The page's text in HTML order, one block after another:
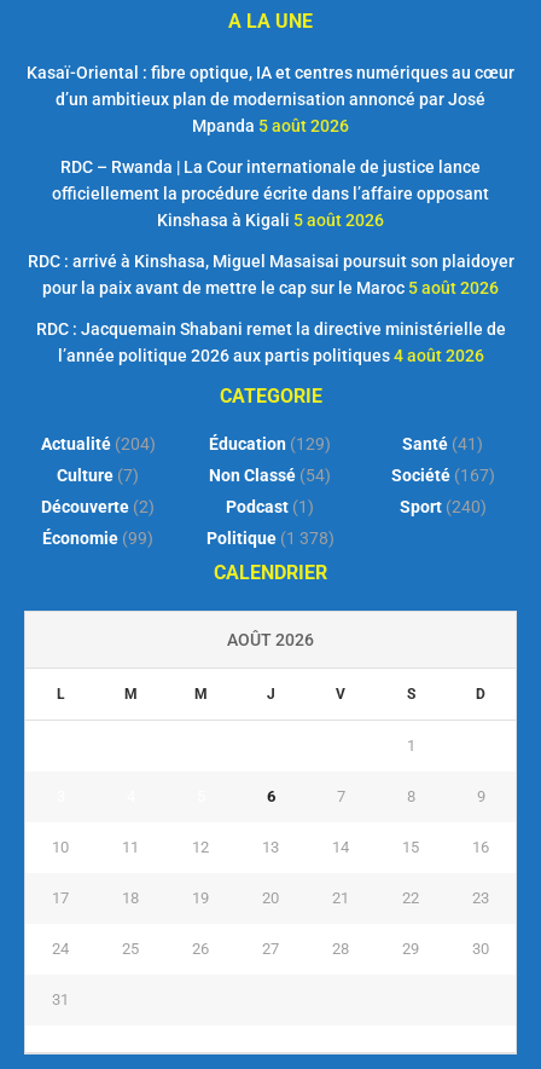
A LA UNE
Kasaï-Oriental : fibre optique, IA et centres numériques au cœur
d’un ambitieux plan de modernisation annoncé par José
Mpanda 5 août 2026
RDC – Rwanda | La Cour internationale de justice lance
officiellement la procédure écrite dans l’affaire opposant
Kinshasa à Kigali 5 août 2026
RDC : arrivé à Kinshasa, Miguel Masaisai poursuit son plaidoyer
pour la paix avant de mettre le cap sur le Maroc 5 août 2026
RDC : Jacquemain Shabani remet la directive ministérielle de
l’année politique 2026 aux partis politiques 4 août 2026
CATEGORIE
Actualité(204)
Culture (7)
Découverte (2)
Économie (99)
Éducation (129)
Non Classé (54)
Podcast (1)
Politique(1 378)
Santé (41)
Société(167)
Sport(240)
CALENDRIER
AOÛT 2026
L M M J V S D
1
6 7 8 9
10 11 12 13 14 15 16
17 18 19 20 21 22 23
24 25 26 27 28 29 30
31